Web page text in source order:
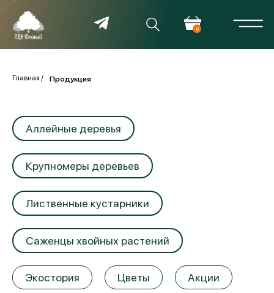
0
Главная Продукция
Аллейные деревья
Крупномеры деревьев
Лиственные кустарники
Саженцы хвойных растений
Экостория Цветы Акции